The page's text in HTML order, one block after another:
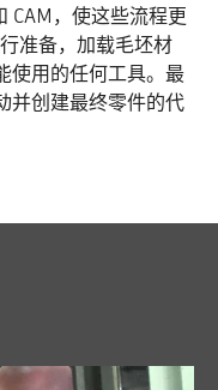
CAM，使这些流程更
准备，加载毛坯材
使用的任何工具。最
并创建最终零件的代